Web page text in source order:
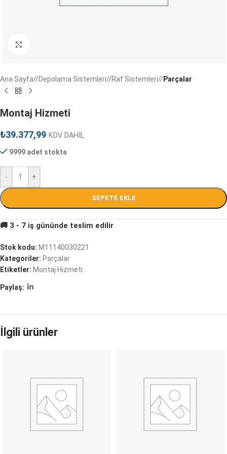
Ana Sayfa/ Depolama Sistemleri/ Raf Sistemleri/ Parçalar
Montaj Hizmeti
₺39.377,99 KDV DAHİL
9999 adet stokta
- +
SEPETE EKLE
Stok kodu: M11140030221
Kategoriler: Parçalar
Etiketler: Montaj Hizmeti
Paylaş:
İlgili ürünler